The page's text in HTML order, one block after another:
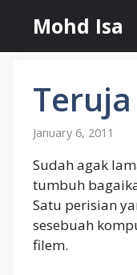
Mohd Isa
January 6, 2011
Sudah agak
tumbuh
Satu perisian
sesebuah
filem.